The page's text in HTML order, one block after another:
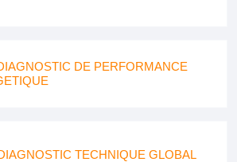
DE PERFORMANCE
TECHNIQUE GLOBAL